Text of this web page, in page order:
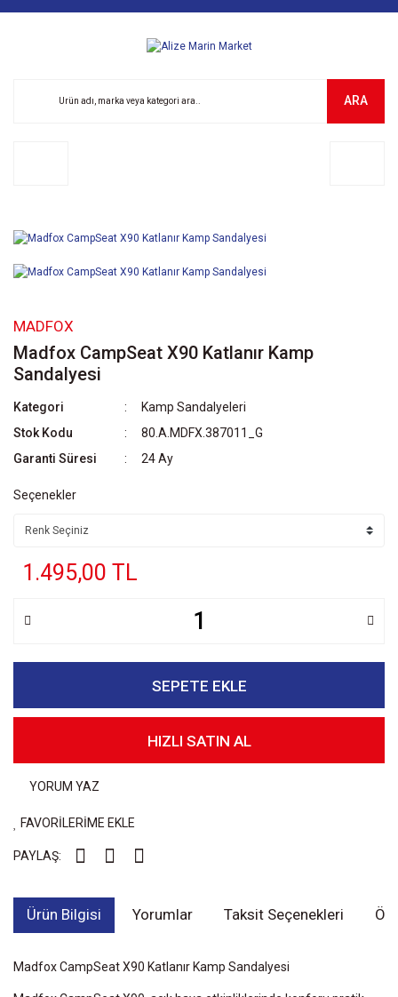
ARA
MADFOX
Madfox CampSeat X90 Katlanır Kamp
Sandalyesi
Kategori
Kamp Sandalyeleri
Stok Kodu
80.A.MDFX.387011_G
Garanti Süresi
24 Ay
Seçenekler
1.495,00 TL
SEPETE EKLE
HIZLI SATIN AL
YORUM YAZ
FAVORİLERİME EKLE
PAYLAŞ:
Ürün Bilgisi Yorumlar Taksit Seçenekleri
Madfox CampSeat X90 Katlanır Kamp Sandalyesi